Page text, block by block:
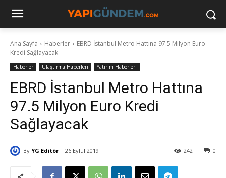
Ana Sayfa Haberler
EBRD İstanbul Metro Hattına 97.5 Milyon Euro
Kredi Sağlayacak
Haberler Ulaştırma Haberleri Yatırım Haberleri
EBRD İstanbul Metro Hattına
97.5 Milyon Euro Kredi
Sağlayacak
By YG Editör 26 Eylül 2019 0
242